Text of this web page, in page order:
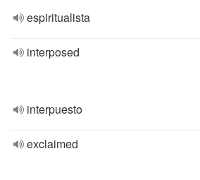
espiritualista
interposed
interpuesto
exclaimed